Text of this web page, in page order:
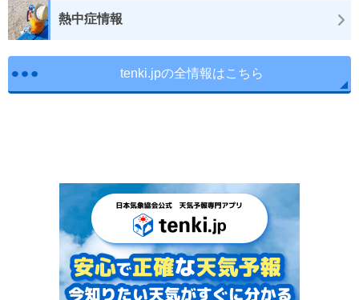
熱中症情報
tenki.jpの全情報はこちら